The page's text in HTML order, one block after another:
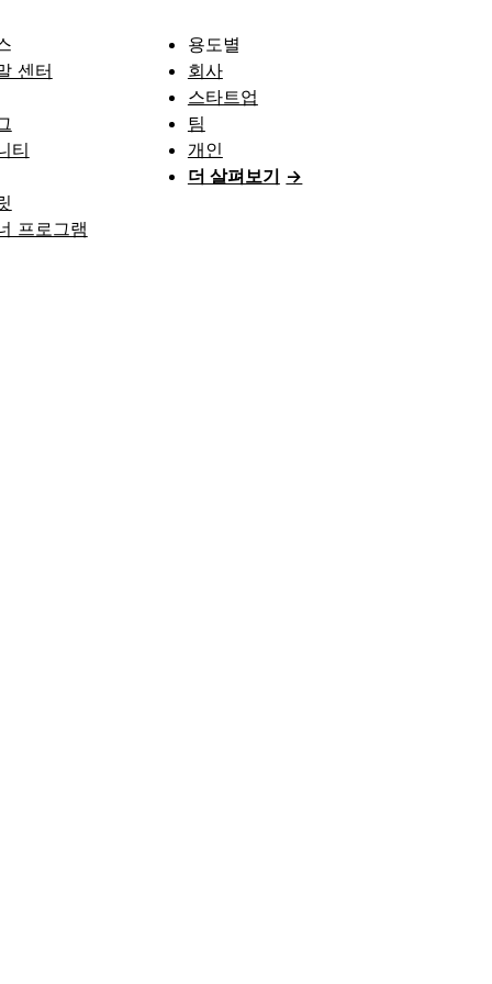
센터
티
프로그램
용도별
회사
스타트업
팀
개인
더 살펴보기 →